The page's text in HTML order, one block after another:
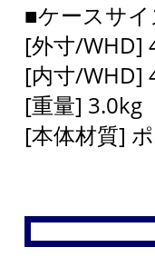
■ケースサ
[外寸/WHD]
[内寸/WHD]
[重量] 3.0kg
[本体材質]